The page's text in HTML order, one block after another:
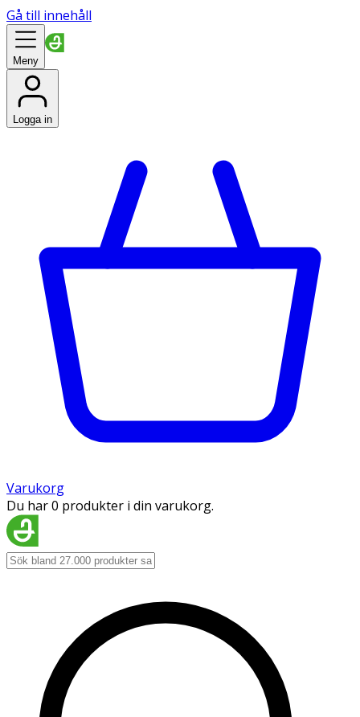
Gå till innehåll
Meny
Logga in
Varukorg
Du har 0 produkter i din varukorg.